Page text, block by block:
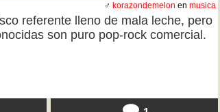
♂ korazondemelon en musica
referente lleno de mala leche, pero
son puro pop-rock comercial.